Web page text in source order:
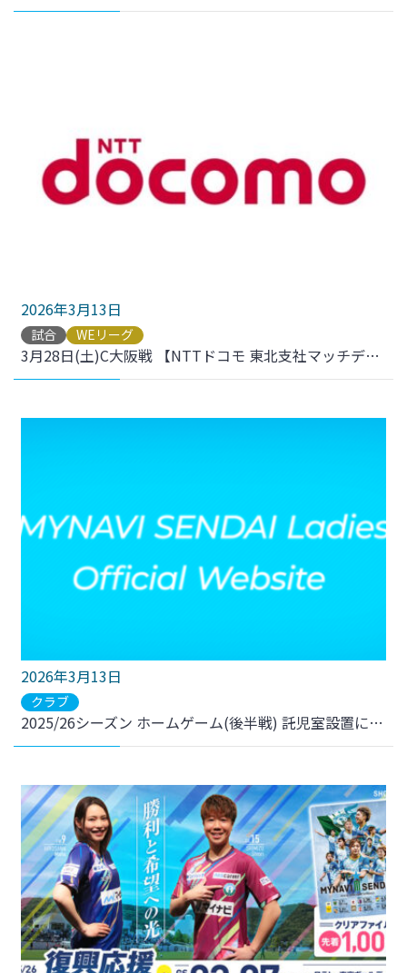
2026年3月13日
試合 WEリーグ
3月28日(土)C大阪戦 【NTTドコモ 東北支社マッチデー】開催＆dポイントクラブ会員様限定 500名様ホームゲームご招待
2026年3月13日
クラブ
2025/26シーズン ホームゲーム(後半戦) 託児室設置に関するお知らせ